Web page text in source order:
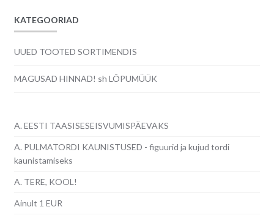
KATEGOORIAD
UUED TOOTED SORTIMENDIS
MAGUSAD HINNAD! sh LÕPUMÜÜK
A. EESTI TAASISESEISVUMISPÄEVAKS
A. PULMATORDI KAUNISTUSED - figuurid ja kujud tordi
kaunistamiseks
A. TERE, KOOL!
Ainult 1 EUR